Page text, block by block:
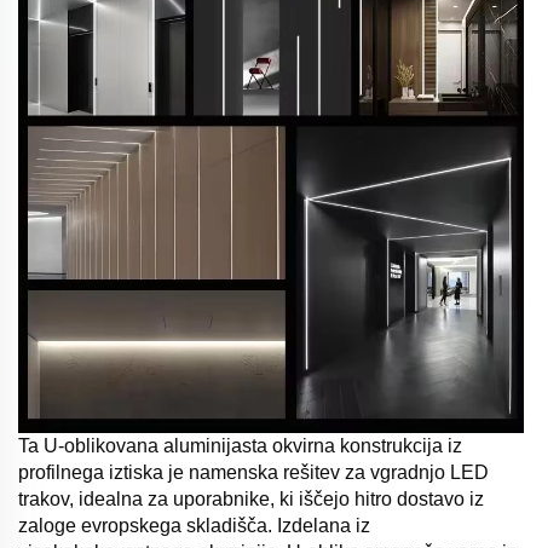
Ta U-oblikovana aluminijasta okvirna konstrukcija iz
profilnega iztiska je namenska rešitev za vgradnjo LED
trakov, idealna za uporabnike, ki iščejo hitro dostavo iz
zaloge evropskega skladišča. Izdelana iz